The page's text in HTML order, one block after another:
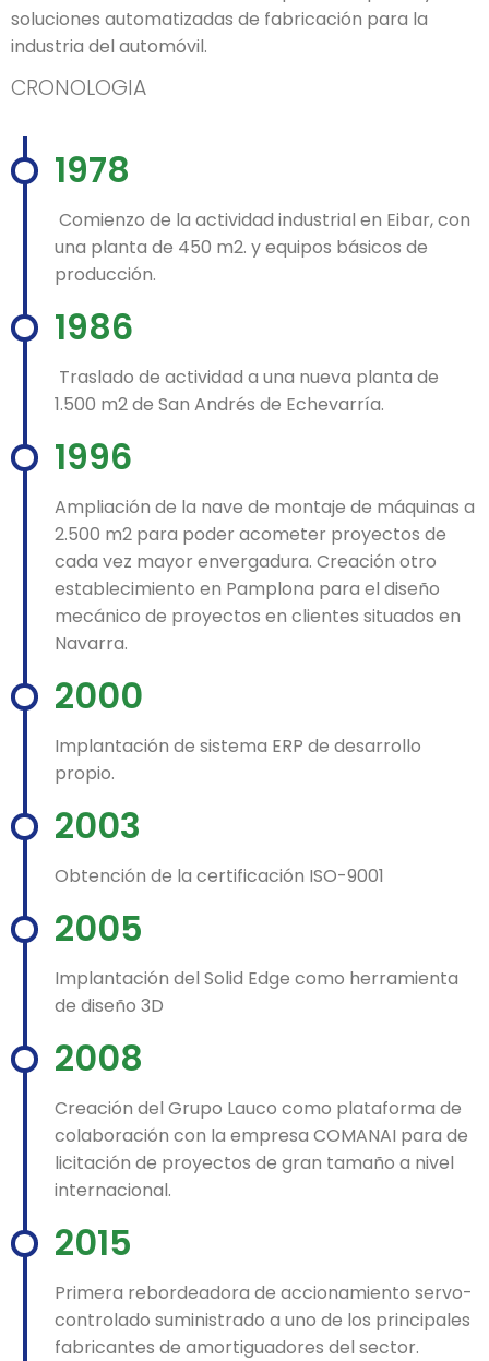
soluciones automatizadas de fabricación para la
industria del automóvil.
CRONOLOGIA
1978
Comienzo de la actividad industrial en Eibar, con
una planta de 450 m2. y equipos básicos de
producción.
1986
Traslado de actividad a una nueva planta de
1.500 m2 de San Andrés de Echevarría.
1996
Ampliación de la nave de montaje de máquinas a
2.500 m2 para poder acometer proyectos de
cada vez mayor envergadura. Creación otro
establecimiento en Pamplona para el diseño
mecánico de proyectos en clientes situados en
Navarra.
2000
Implantación de sistema ERP de desarrollo
propio.
2003
Obtención de la certificación ISO-9001
2005
Implantación del Solid Edge como herramienta
de diseño 3D
2008
Creación del Grupo Lauco como plataforma de
colaboración con la empresa COMANAI para de
licitación de proyectos de gran tamaño a nivel
internacional.
2015
Primera rebordeadora de accionamiento servo-
controlado suministrado a uno de los principales
fabricantes de amortiguadores del sector.